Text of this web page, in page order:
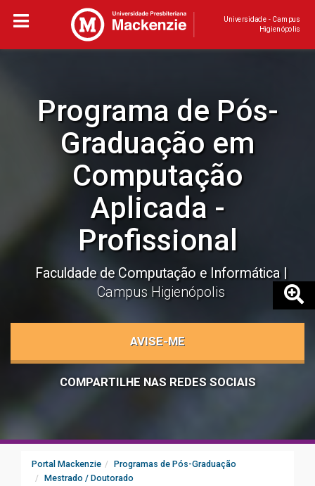
Universidade - Campus
Higienópolis
Programa de Pós-
Graduação em
Computação
Aplicada -
Profissional
Faculdade de Computação e Informática
Campus Higienópolis
AVISE-ME
COMPARTILHE NAS REDES SOCIAIS
Portal Mackenzie
Programas de Pós-Graduação
Mestrado / Doutorado